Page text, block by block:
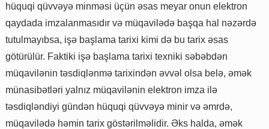
hüquqi qüvvəyə minməsi üçün əsas meyar onun elektron
qaydada imzalanmasıdır və müqavilədə başqa hal nəzərdə
tutulmayıbsa, işə başlama tarixi kimi də bu tarix əsas
götürülür. Faktiki işə başlama tarixi texniki səbəbdən
müqavilənin təsdiqlənmə tarixindən əvvəl olsa belə, əmək
münasibətləri yalnız müqavilənin elektron imza ilə
təsdiqləndiyi gündən hüquqi qüvvəyə minir və əmrdə,
müqavilədə həmin tarix göstərilməlidir. Əks halda, əmək